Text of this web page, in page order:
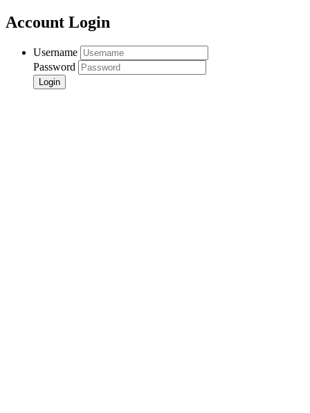
Account Login
Username
Password